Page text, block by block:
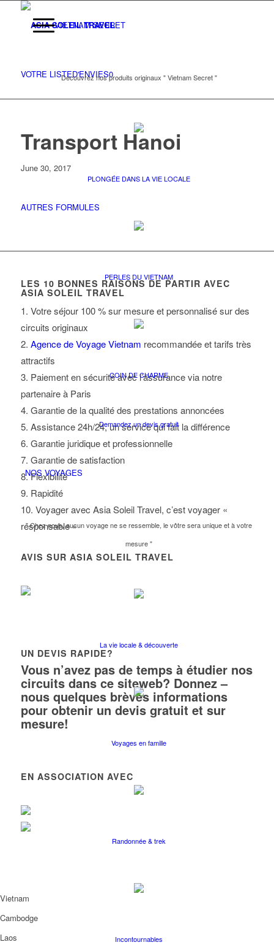
VIETNAM SECRET
Découvrez nos produits originaux " Vietnam Secret "
PLONGÉE DANS LA VIE LOCALE
PERLES DU VIETNAM
COIN DE CHARME
Demandez un devis gratuit
NOS VOYAGES
" Chez nous, aucun voyage ne se ressemble, le vôtre sera unique et à votre
mesure "
La vie locale & découverte
Voyages en famille
Randonnée & trek
Incontournables
VOTRE LISTED'ENVIES0
Transport Hanoi
June 30, 2017
AUTRES FORMULES
LES 10 BONNES RAISONS DE PARTIR AVEC
ASIA SOLEIL TRAVEL
1. Votre séjour 100 % sur mesure et personnalisé sur des
circuits originaux
2. Agence de Voyage Vietnam recommandée et tarifs très
attractifs
3. Paiement en sécurité avec l’assurance via notre
partenaire à Paris
4. Garantie de la qualité des prestations annoncées
5. Assistance 24h/24, un service qui fait la différence
6. Garantie juridique et professionnelle
7. Garantie de satisfaction
8. Flexibilité
9. Rapidité
10. Voyager avec Asia Soleil Travel, c’est voyager «
responsable »
AVIS SUR ASIA SOLEIL TRAVEL
UN DEVIS RAPIDE?
Vous n’avez pas de temps à étudier nos
circuits dans ce siteweb? Donnez –
nous quelques brèves informations
pour obtenir un devis gratuit et sur
mesure!
EN ASSOCIATION AVEC
Vietnam
Cambodge
Laos